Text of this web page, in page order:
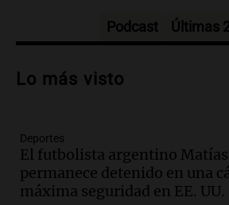
hablaron de su obra en
Audio.
recuerdo del paso de Juan
traspasaba con la mirada"
Amamos los Domingos
Podcast Últimas
Lo más visto
Deportes
El futbolista argentino
permanece detenido en una
máxima seguridad en EE. UU.